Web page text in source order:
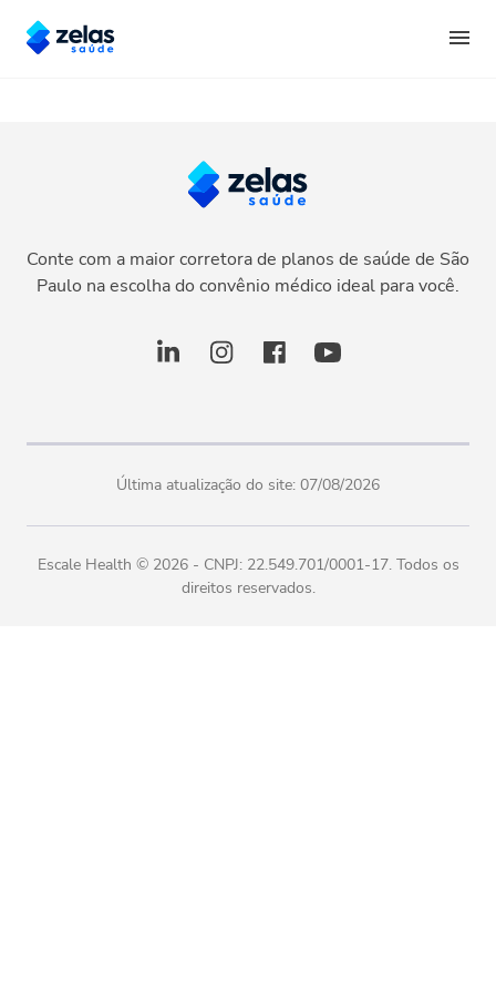
Conte com a maior corretora de planos de saúde de São
Paulo na escolha do convênio médico ideal para você.
Última atualização do site: 07/08/2026
Escale Health © 2026- CNPJ: 22.549.701/0001-17. Todos os
direitos reservados.